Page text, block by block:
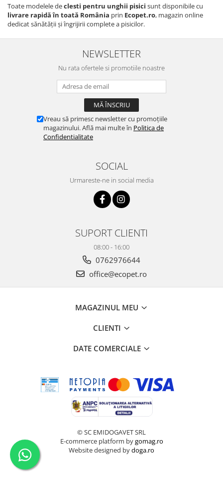
Toate modelele declesti pentru unghii pisici sunt disponibile cu
livrare rapidă în toată România prin Ecopet.ro, magazin online
dedicat sănătății și îngrijirii complete a pisicilor.
NEWSLETTER
Nu rata ofertele si promotiile noastre
Vreau să primesc newsletter cu promoțiile
magazinului. Află mai multe în Politica de
Confidentialitate
SOCIAL
Urmareste-ne in social media
SUPORT CLIENTI
08:00 - 16:00
0762976644
office@ecopet.ro
MAGAZINUL MEU
CLIENTI
DATE COMERCIALE
© SC EMIDOGAVET SRL
E-commerce platform bygomag.ro
Website designed bydoga.ro